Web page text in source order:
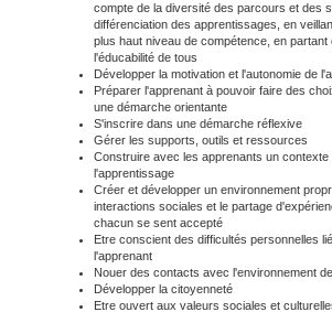
compte de la diversité des parcours et des
différenciation des apprentissages, en
plus haut niveau de compétence, en partant
l'éducabilité de tous
Développer la motivation et l'autonomie de
Préparer l'apprenant à pouvoir faire des
une démarche orientante
S'inscrire dans une démarche réflexive
Gérer les supports, outils et ressources
Construire avec les apprenants un contexte
l'apprentissage
Créer et développer un environnement
interactions sociales et le partage
chacun se sent accepté
Etre conscient des difficultés personnelles
l'apprenant
Nouer des contacts avec l'environnement
Développer la citoyenneté
Etre ouvert aux valeurs sociales et